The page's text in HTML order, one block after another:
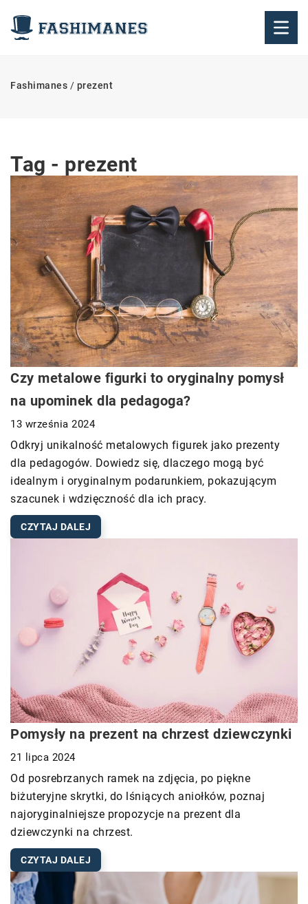
Fashimanes / prezent
Tag - prezent
Czy metalowe figurki to oryginalny pomysł
na upominek dla pedagoga?
13 września 2024
Odkryj unikalność metalowych figurek jako prezenty
dla pedagogów. Dowiedz się, dlaczego mogą być
idealnym i oryginalnym podarunkiem, pokazującym
szacunek i wdzięczność dla ich pracy.
CZYTAJ DALEJ
Pomysły na prezent na chrzest dziewczynki
21 lipca 2024
Od posrebrzanych ramek na zdjęcia, po piękne
biżuteryjne skrytki, do lśniących aniołków, poznaj
najoryginalniejsze propozycje na prezent dla
dziewczynki na chrzest.
CZYTAJ DALEJ